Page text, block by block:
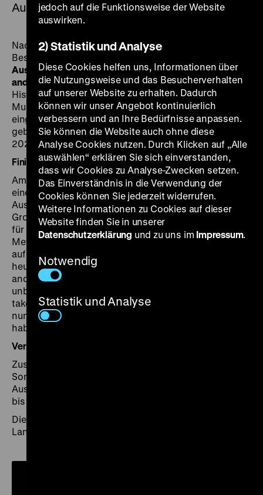
Ausstellung
Nach mehr als drei Jahren Laufzeit und über 470.000
Besucher*innen schließt am 22. März 2026 die
Ausstellung „Roads not Taken. Oder: Es hätte auch
anders kommen können“: Gemeinsam mit dem
Historiker Dan Diner hat das Deutsche Historische
Museum darin auf Weggabelungen und nicht
eingeschlagene Pfade der deutschen Geschichte
geblickt. Viel ist seit der Eröffnung am 9. Dezember
2022 geschehen.
Finissage
Am 17. März 2026 um 18.30 Uhr blicken bei
einer
Diskussion zur Finissageder Ideengeber der
Ausstellung Dan Diner, der DHM-Präsident Raphael
Gross und die neue Direktorin des Leibniz-Zentrums
für Zeithistorische Forschung Potsdam Gabriele
Metzler vor dem Hintergrund der vergangenen Jahre
auf die Ausstellung zurück: Würde man mit dem
heutigen Wissen etwas anders sehen und daher
anders machen – und falls ja, was? Gibt es Zäsuren, die
unberücksichtigt geblieben sind (auch dies „roads not
taken“), und die durch die erlebten „Zeitenwenden“
nun noch einmal eine andere Bedeutung erlangt
haben?
Verlängerte Öffnungszeiten
Zusätzlich bieten wir von Donnerstag, den 19. März bis
Sonntag, den 22. März 2026 Gelegenheit, die
Ausstellung bei verlängerten Öffnungszeiten von 10
bis 20 Uhr erstmals oder ein letztes Mal zu besuchen.
Die Ausstellung ist in Kooperation mit der Alfred
Landecker Foundation entstanden.
jedoch auf die Funktionsweise der Website
auswirken.
2) Statistik und Analyse
Diese Cookies helfen uns, Informationen über
die Nutzungsweise und das Besucherverhalten
auf unserer Website zu erhalten. Dadurch
können wir unser Angebot kontinuierlich
verbessern und an Ihre Bedürfnisse anpassen.
Sie können die Website auch ohne diese
Analyse Cookies nutzen. Durch Klicken auf „Alle
auswählen“ erklären Sie sich einverstanden,
dass wir Cookies zu Analyse-Zwecken setzen.
Das Einverständnis in die Verwendung der
Cookies können Sie jederzeit widerrufen.
Weitere Informationen zu Cookies auf dieser
Website finden Sie in unserer
Datenschutzerklärung und zu uns im Impressum.
Notwendig
Statistik und Analyse